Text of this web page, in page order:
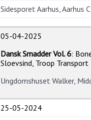
Sidesporet Aarhus, Aarhus C
05-04-2025
Dansk Smadder Vol. 6:
Sloevsind, Troop Transport
Ungdomshuset Walker,
25-05-2024